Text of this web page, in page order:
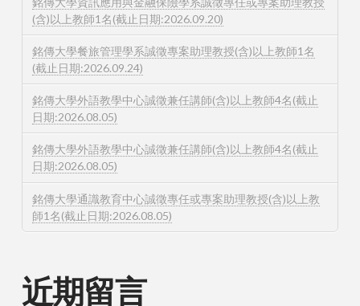
(含)以上教師1名(截止日期:2026.09.20)
銘傳大學餐旅管理學系誠徵專案助理教授(含)以上教師1名
(截止日期:2026.09.24)
銘傳大學外語教學中心誠徵兼任講師(含)以上教師4名(截止
日期:2026.08.05)
銘傳大學外語教學中心誠徵兼任講師(含)以上教師4名(截止
日期:2026.08.05)
銘傳大學通識教育中心誠徵專任或專案助理教授(含)以上教
師1名(截止日期:2026.08.05)
近期留言